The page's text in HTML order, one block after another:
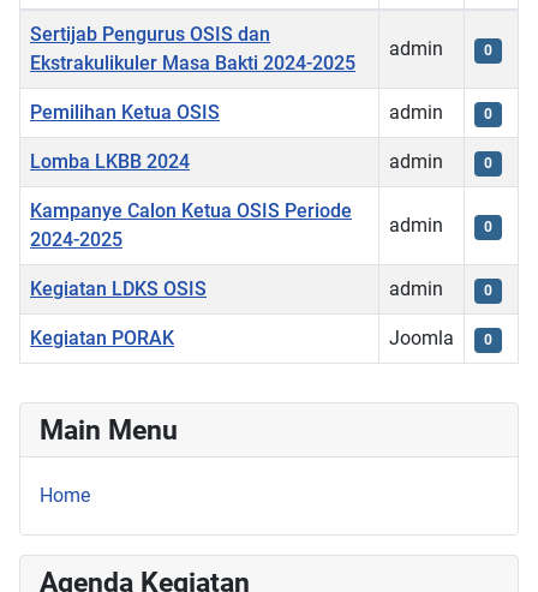
Articles
Sertijab Pengurus OSIS dan
Ekstrakulikuler Masa Bakti 2024-2025
admin 0
Pemilihan Ketua OSIS admin 0
Lomba LKBB 2024 admin 0
Kampanye Calon Ketua OSIS Periode
2024-2025
admin 0
Kegiatan LDKS OSIS admin 0
Kegiatan PORAK Joomla 0
Main Menu
Home
Agenda Kegiatan